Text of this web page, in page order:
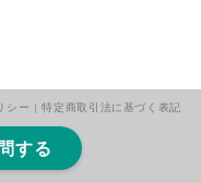
シー |特定商取引法に基づく表記
する